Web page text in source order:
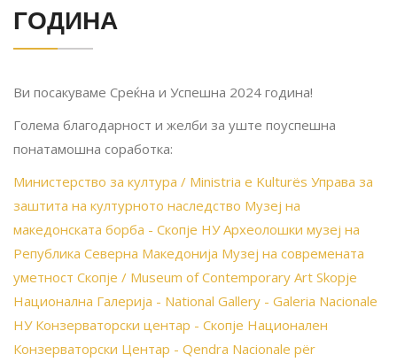
ГОДИНА
Ви посакуваме Среќна и Успешна 2024 година!
Голема благодарност и желби за уште поуспешна
понатамошна соработка:
Министерство за култура / Ministria e Kulturës Управа за
заштита на културното наследство Музеј на
македонската борба - Скопје НУ Археолошки музеј на
Република Северна Македонија Музеј на современата
уметност Скопје / Museum of Contemporary Art Skopje
Национална Галерија - National Gallery - Galeria Nacionale
НУ Конзерваторски центар - Скопје Национален
Конзерваторски Центар - Qendra Nacionale për